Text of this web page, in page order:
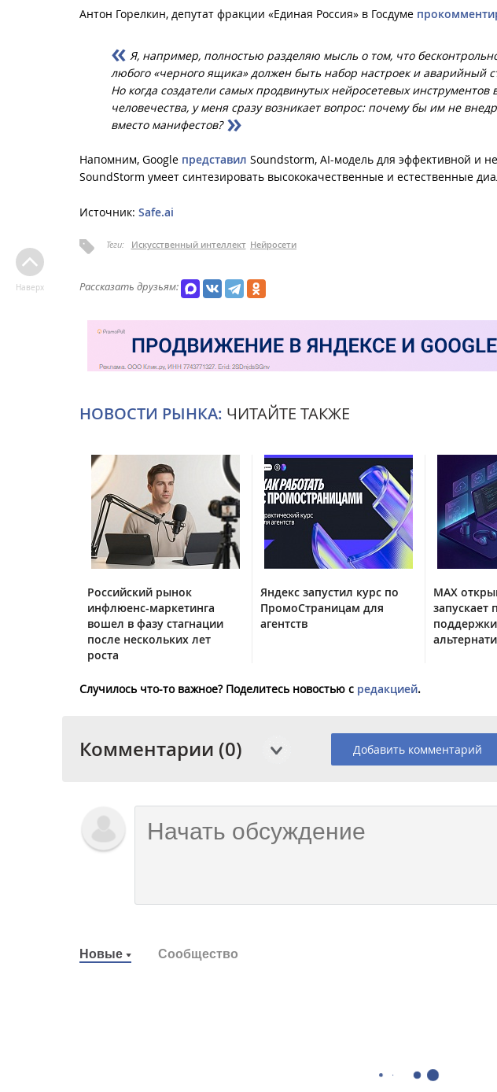
Антон Горелкин, депутат фракции «Единая Россия» в Госдуме
Я, например, полностью разделяю мысль о том, что
любого «черного ящика» должен быть набор настроек и аварийный
Но когда создатели самых продвинутых нейросетевых
человечества, у меня сразу возникает вопрос: почему бы им не
вместо манифестов?
Напомним, Google представил Soundstorm, AI-модель для эффективной и
SoundStorm умеет синтезировать высококачественные и естественные
Источник: Safe.ai
Теги: Искусственный интеллект Нейросети
Рассказать друзьям:
НОВОСТИ РЫНКА: ЧИТАЙТЕ ТАКЖЕ
Российский рынок
инфлюенс-маркетинга
вошел в фазу стагнации
после нескольких лет
роста
Яндекс запустил курс по
ПромоСтраницам для
агентств
MAX
запускает
Случилось что-то важное? Поделитесь новостью с редакцией.
Комментарии (0) Добавить комментарий
Новые Сообщество
Наверх